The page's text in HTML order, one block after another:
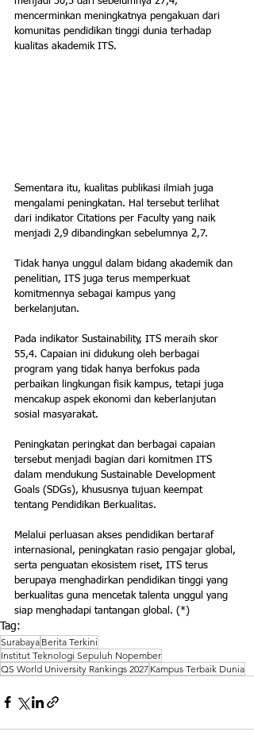
mencerminkan meningkatnya pengakuan dari
komunitas pendidikan tinggi dunia terhadap
kualitas akademik ITS.
Sementara itu, kualitas publikasi ilmiah juga
mengalami peningkatan. Hal tersebut terlihat
dari indikator Citations per Faculty yang naik
menjadi 2,9 dibandingkan sebelumnya 2,7.
Tidak hanya unggul dalam bidang akademik dan
penelitian, ITS juga terus memperkuat
komitmennya sebagai kampus yang
berkelanjutan.
Pada indikator Sustainability, ITS meraih skor
55,4. Capaian ini didukung oleh berbagai
program yang tidak hanya berfokus pada
perbaikan lingkungan fisik kampus, tetapi juga
mencakup aspek ekonomi dan keberlanjutan
sosial masyarakat.
Peningkatan peringkat dan berbagai capaian
tersebut menjadi bagian dari komitmen ITS
dalam mendukung Sustainable Development
Goals (SDGs), khususnya tujuan keempat
tentang Pendidikan Berkualitas.
Melalui perluasan akses pendidikan bertaraf
internasional, peningkatan rasio pengajar global,
serta penguatan ekosistem riset, ITS terus
berupaya menghadirkan pendidikan tinggi yang
berkualitas guna mencetak talenta unggul yang
siap menghadapi tantangan global. (*)
Tag:
Surabaya Berita Terkini
Institut Teknologi Sepuluh Nopember
QS World University Rankings 2027 Kampus Terbaik Dunia